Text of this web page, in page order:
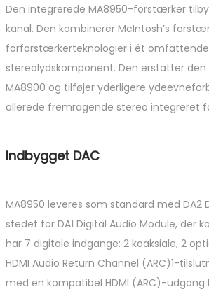
Den integrerede MA8950-forstærker
kanal. Den kombinerer McIntosh’s
forforstærkerteknologier i ét omfattende
stereolydskomponent. Den erstatter den
MA8900 og tilføjer yderligere
allerede fremragende stereo integreret
Indbygget DAC
MA8950 leveres som standard med DA2
stedet for DA1 Digital Audio Module, der
har 7 digitale indgange: 2 koaksiale, 2
HDMI Audio Return Channel (ARC)1-
med en kompatibel HDMI (ARC)-udgang